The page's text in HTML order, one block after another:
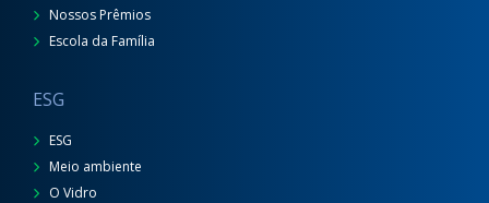
Nossos Prêmios
Escola da Família
ESG
ESG
Meio ambiente
O Vidro